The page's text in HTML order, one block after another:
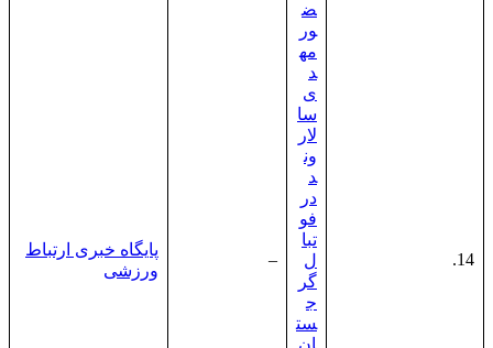
14.
ض
ور
مه
د
ی
سا
لار
ون
د
در
فو
تبا
ل
گر
ج
ست
ان
–
پایگاه خبری ارتباط
ورزشی